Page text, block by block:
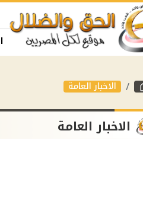
الاخبار العامة
الاخبار العامة